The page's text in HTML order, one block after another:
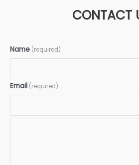
CONTACT
Name (required)
Email (required)